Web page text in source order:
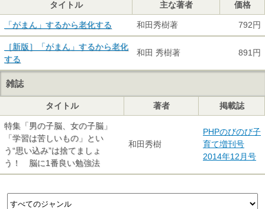
タイトル 主な著者 価格
「がまん」するから老化する 和田秀樹著 792円
［新版］「がまん」するから老化
する
和田 秀樹著 891円
雑誌
タイトル 著者 掲載誌
特集「男の子脳、女の子脳」
「学習は苦しいもの」とい
う“思い込み”は捨てましょ
う！ 脳に1番良い勉強法
和田秀樹
PHPのびのび子
育て増刊号
2014年12月号